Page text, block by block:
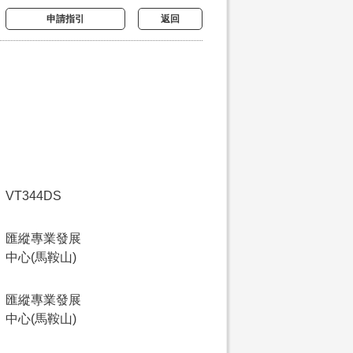
申請指引 返回
VT344DS
匯縱專業發展
中心(馬鞍山)
匯縱專業發展
中心(馬鞍山)